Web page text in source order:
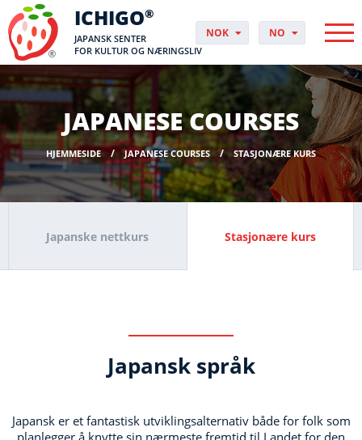
ICHIGO®
JAPANSK SENTER
FOR KULTUR OG NÆRINGSLIV
NOK
GBP
USD
CHF
DKK
SEK
HUF
NO
CS
DA
DE
EN
ES
FI
FR
HR
IT
JAPANESE COURSES
HJEMMESIDE JAPANESE COURSES STASJONÆRE KURS
Japanske nettkurs Stasjonære kurs
Japansk språk
Japansk er et fantastisk utviklingsalternativ både for folk som